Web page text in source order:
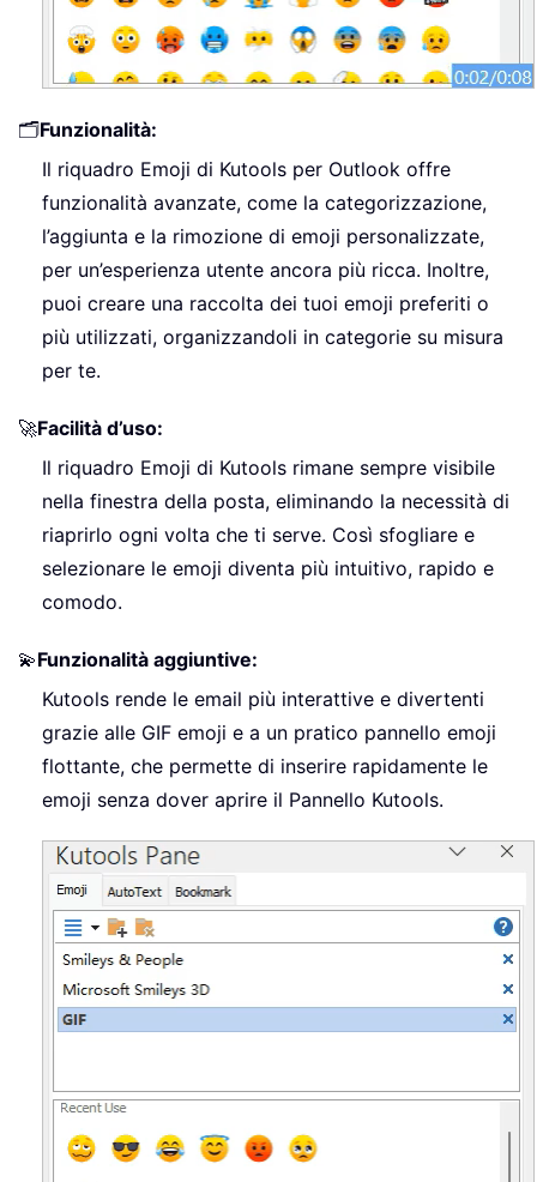
🗂️Funzionalità:
Il riquadro Emoji di Kutools per Outlook offre
funzionalità avanzate, come la categorizzazione,
l’aggiunta e la rimozione di emoji personalizzate,
per un’esperienza utente ancora più ricca. Inoltre,
puoi creare una raccolta dei tuoi emoji preferiti o
più utilizzati, organizzandoli in categorie su misura
per te.
🚀Facilità d’uso:
Il riquadro Emoji di Kutools rimane sempre visibile
nella finestra della posta, eliminando la necessità di
riaprirlo ogni volta che ti serve. Così sfogliare e
selezionare le emoji diventa più intuitivo, rapido e
comodo.
💫Funzionalità aggiuntive:
Kutools rende le email più interattive e divertenti
grazie alle GIF emoji e a un pratico pannello emoji
flottante, che permette di inserire rapidamente le
emoji senza dover aprire il Pannello Kutools.